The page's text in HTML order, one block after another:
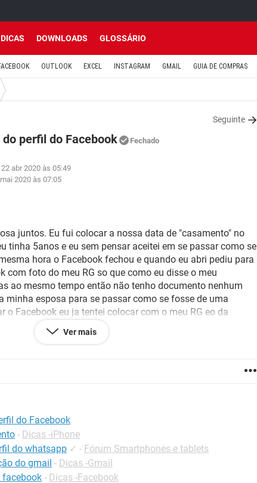
DICAS DOWNLOADS GLOSSÁRIO
OUTLOOK EXCEL INSTAGRAM GMAIL GUIA DE COMPRAS
Seguinte
perfil do Facebook Fechado
abr 2020 às 05:49
2020 às 07:05
juntos. Eu fui colocar a nossa data de "casamento" no
tinha 5anos e eu sem pensar aceitei em se passar como se
hora o Facebook fechou e quando eu abri pediu para
com foto do meu RG so que como eu disse o meu
ao mesmo tempo então não tenho documento nenhum
minha esposa para se passar como se fosse de uma
o Facebook eu ja tentei colocar com o meu RG eo da
mensagem esta escrito que dentro de 28dias se eu não me
meu nome eo da minha esposa e com a data de
dizer oque eu faço? Não queremos perder nossa conta do
81.0.4044.111
Ver mais
do Facebook
- Dicas -iPhone
do whatsapp ✓ - Fórum Smartphones e tablets
do gmail - Dicas -Gmail
facebook - Dicas -Facebook